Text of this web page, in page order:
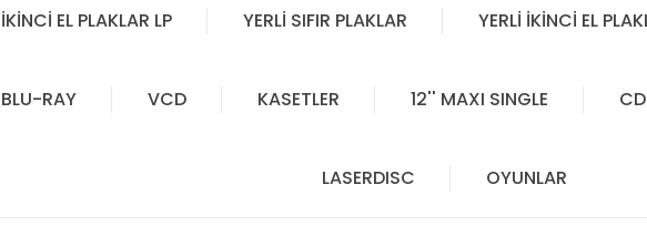
İKİNCİ EL PLAKLAR LP YERLİ SIFIR PLAKLAR YERLİ İKİNCİ EL
BLU-RAY VCD KASETLER 12'' MAXI SINGLE
LASERDISC OYUNLAR